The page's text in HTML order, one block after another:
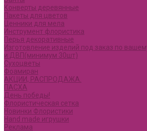
Конверты деревянные
Пакеты для цветов
Ценники для мела
Инструмент флористика
Перья декоративные
Изготовление изделий под заказ по
и ДВП(минимум 30шт)
Сухоцветы
Фоамиран
АКЦИИ, РАСПРОДАЖА.
ПАСХА
День победы!
Флористическая сетка
Новинки Флористики
Hand made игрушки
Реклама